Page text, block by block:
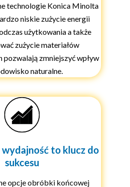
technologie Konica Minolta
niskie zużycie energii
użytkowania a także
zużycie materiałów
pozwalają zmniejszyć wpływ
naturalne.
to klucz do
sukcesu
opcje obróbki końcowej